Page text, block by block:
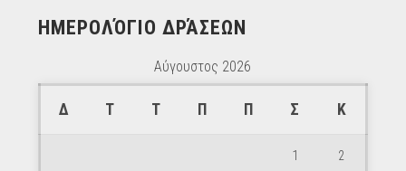
ΗΜΕΡΟΛΌΓΙΟ ΔΡΆΣΕΩΝ
Αύγουστος 2026
Δ Τ Τ Π Π Σ Κ
1 2